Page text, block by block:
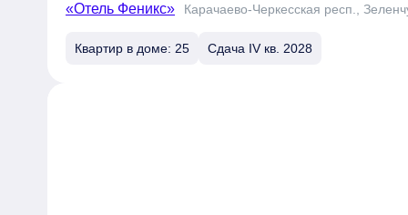
«Отель Феникс» Карачаево-Черкесская респ.,
Квартир в доме: 25 Сдача IV кв. 2028